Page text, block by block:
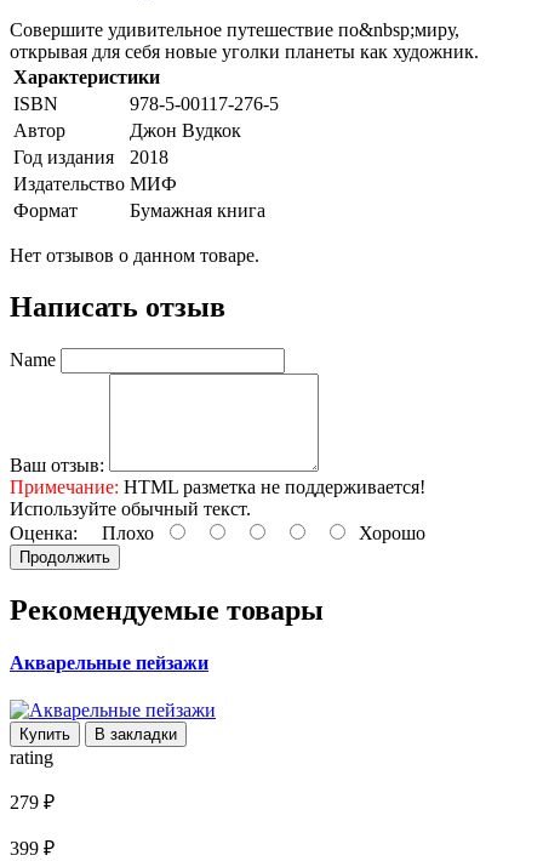
Совершите удивительное путешествие по&nbsp;миру,
открывая для себя новые уголки планеты как художник.
Характеристики
ISBN
978-5-00117-276-5
Автор
Джон Вудкок
Год издания
2018
Издательство МИФ
Формат
Бумажная книга
Нет отзывов о данном товаре.
Написать отзыв
Name
Ваш отзыв:
Примечание: HTML разметка не поддерживается!
Используйте обычный текст.
Оценка: Плохо Хорошо
Продолжить
Рекомендуемые товары
Акварельные пейзажи
Купить В закладки
rating
279 ₽
399 ₽